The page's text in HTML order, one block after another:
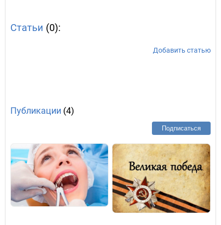
Статьи (0):
Добавить статью
Публикации (4)
Подписаться